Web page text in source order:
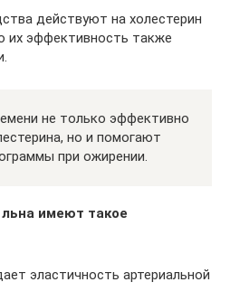
действуют на холестерин
их эффективность также
не только эффективно
но и помогают
при ожирении.
имеют такое
эластичность артериальной